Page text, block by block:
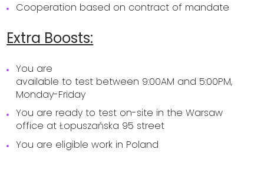
Cooperation based on contract of mandate
Extra Boosts:
You are
available to test between 9:00AM and 5:00PM,
Monday-Friday
You are ready to test on-site in the Warsaw
office at Łopuszańska 95 street
You are eligible work in Poland